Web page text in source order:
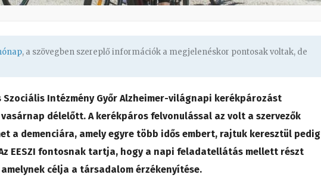
, a szövegben szereplő információk a megjelenéskor pontosak voltak, de
Szociális Intézmény Győr Alzheimer-világnapi kerékpározást
délelőtt. A kerékpáros felvonulással az volt a szervezők
a demenciára, amely egyre több idős embert, rajtuk keresztül pedig
EESZI fontosnak tartja, hogy a napi feladatellátás mellett részt
célja a társadalom érzékenyítése.